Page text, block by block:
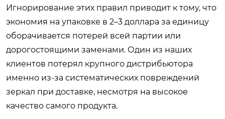
Игнорирование этих правил приводит к тому, что
экономия на упаковке в 2–3 доллара за единицу
оборачивается потерей всей партии или
дорогостоящими заменами. Один из наших
клиентов потерял крупного дистрибьютора
именно из-за систематических повреждений
зеркал при доставке, несмотря на высокое
качество самого продукта.